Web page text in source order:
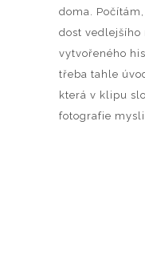
doma.
dost
vytvořeného
třeba tahle
která v klipu
fotografie